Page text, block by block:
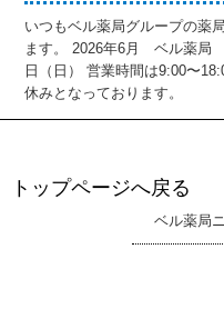
いつもベル薬局グループの薬
ます。 2026年6月 ベル薬局
日（日） 営業時間は9:00〜
休みとなっております。
トップページへ戻る
ベル薬局